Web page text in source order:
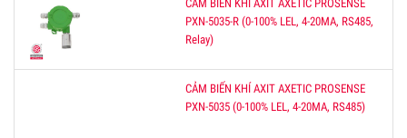
CẢM BIẾN KHÍ AXIT AXETIC PROSENSE
PXN-5035-R (0-100% LEL, 4-20MA, RS485,
Relay)
CẢM BIẾN KHÍ AXIT AXETIC PROSENSE
PXN-5035 (0-100% LEL, 4-20MA, RS485)